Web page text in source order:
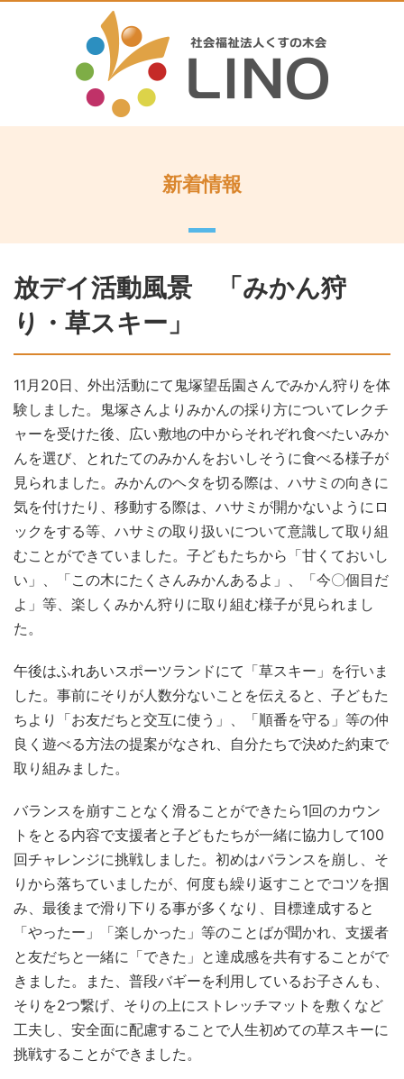
新着情報
放デイ活動風景 「みかん狩
り・草スキー」
11月20日、外出活動にて鬼塚望岳園さんでみかん狩りを体
験しました。鬼塚さんよりみかんの採り方についてレクチ
ャーを受けた後、広い敷地の中からそれぞれ食べたいみか
んを選び、とれたてのみかんをおいしそうに食べる様子が
見られました。みかんのヘタを切る際は、ハサミの向きに
気を付けたり、移動する際は、ハサミが開かないようにロ
ックをする等、ハサミの取り扱いについて意識して取り組
むことができていました。子どもたちから「甘くておいし
い」、「この木にたくさんみかんあるよ」、「今〇個目だ
よ」等、楽しくみかん狩りに取り組む様子が見られまし
た。
午後はふれあいスポーツランドにて「草スキー」を行いま
した。事前にそりが人数分ないことを伝えると、子どもた
ちより「お友だちと交互に使う」、「順番を守る」等の仲
良く遊べる方法の提案がなされ、自分たちで決めた約束で
取り組みました。
バランスを崩すことなく滑ることができたら1回のカウン
トをとる内容で支援者と子どもたちが一緒に協力して100
回チャレンジに挑戦しました。初めはバランスを崩し、そ
りから落ちていましたが、何度も繰り返すことでコツを掴
み、最後まで滑り下りる事が多くなり、目標達成すると
「やったー」「楽しかった」等のことばが聞かれ、支援者
と友だちと一緒に「できた」と達成感を共有することがで
きました。また、普段バギーを利用しているお子さんも、
そりを2つ繋げ、そりの上にストレッチマットを敷くなど
工夫し、安全面に配慮することで人生初めての草スキーに
挑戦することができました。